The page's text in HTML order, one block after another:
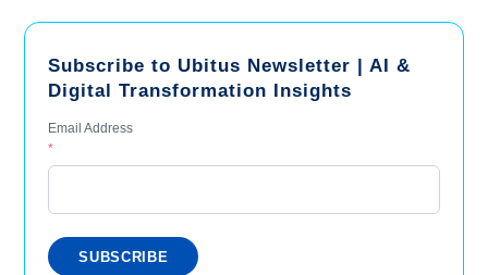
Subscribe to Ubitus Newsletter | AI &
Digital Transformation Insights
Email Address
*